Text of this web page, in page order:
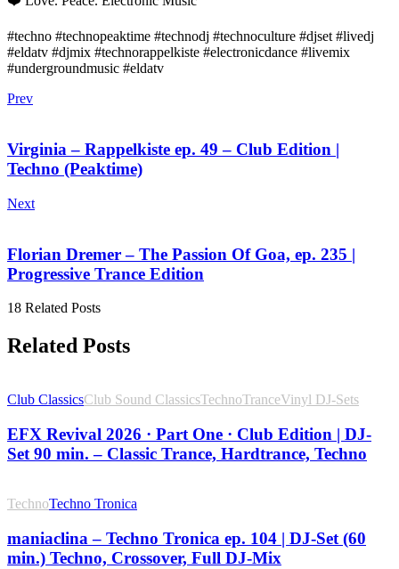
#techno #technopeaktime #technodj #technoculture #djset #livedj
#eldatv #djmix #technorappelkiste #electronicdance #livemix
#undergroundmusic #eldatv
Prev
Virginia – Rappelkiste ep. 49 – Club Edition |
Techno (Peaktime)
Next
Florian Dremer – The Passion Of Goa, ep. 235 |
Progressive Trance Edition
18 Related Posts
Related Posts
Club ClassicsClub Sound ClassicsTechnoTranceVinyl DJ-Sets
EFX Revival 2026 · Part One · Club Edition | DJ-
Set 90 min. – Classic Trance, Hardtrance, Techno
TechnoTechno Tronica
maniaclina – Techno Tronica ep. 104 | DJ-Set (60
min.) Techno, Crossover, Full DJ-Mix